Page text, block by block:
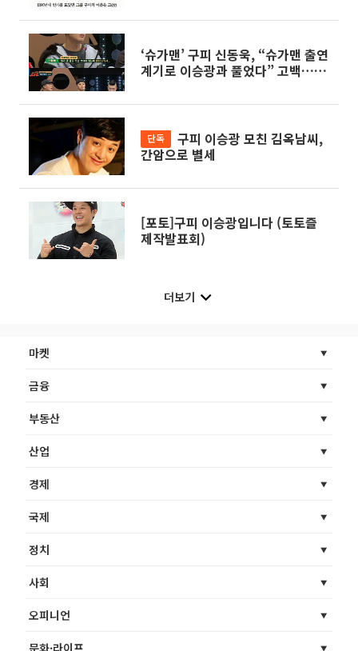
‘슈가맨’ 구피 신동욱, “슈가맨 출연
계기로 이승광과 풀었다” 고백…팀
단독
간암으로 별세
[포토]구피 이승광입니다 (토토즐
제작발표회)
더보기
마켓
금융
부동산
산업
경제
국제
정치
사회
오피니언
문화·라이프